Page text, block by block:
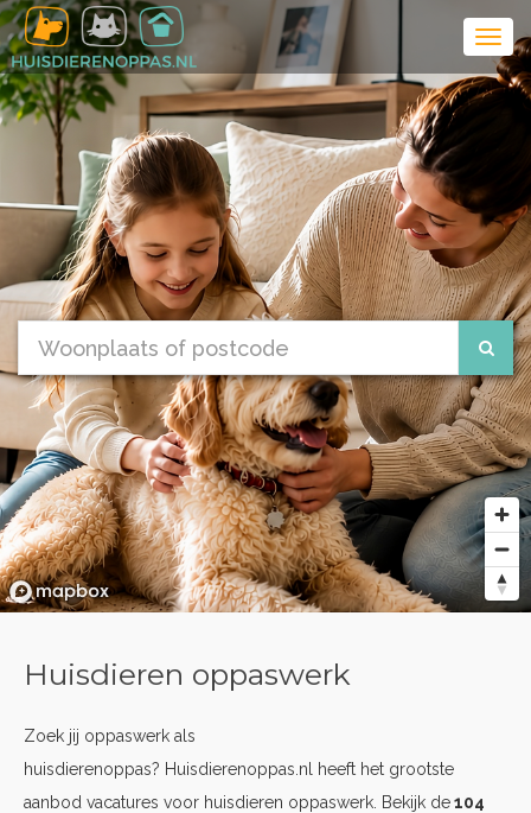
Huisdieren oppaswerk
Zoek jij oppaswerk als
huisdierenoppas? Huisdierenoppas.nl heeft het grootste
aanbod vacatures voor huisdieren oppaswerk. Bekijk de104